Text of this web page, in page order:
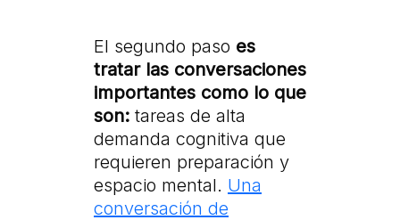
El segundo paso es
tratar las conversaciones
importantes como lo que
son: tareas de alta
demanda cognitiva que
requieren preparación y
espacio mental. Una
conversación de